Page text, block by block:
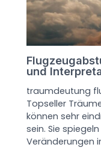
und
traumdeutung
Topseller
können sehr
sein. Sie
Veränderungen